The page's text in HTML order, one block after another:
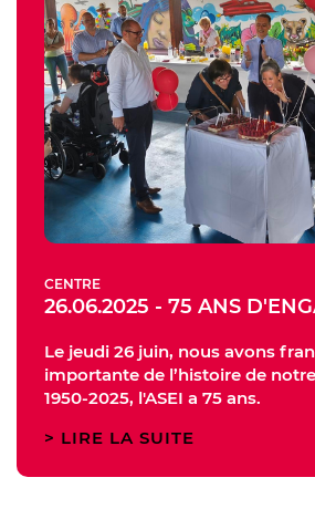
CENTRE
26.06.2025 - 75 ANS
Le jeudi 26 juin, nous avons
importante de l’histoire de
1950-2025, l'ASEI a 75 ans.
LIRE LA SUITE